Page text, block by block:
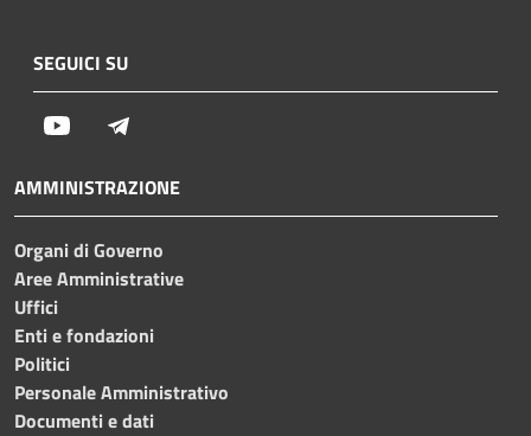
SEGUICI SU
Youtube
AMMINISTRAZIONE
Organi di Governo
Aree Amministrative
Uffici
Enti e fondazioni
Politici
Personale Amministrativo
Documenti e dati